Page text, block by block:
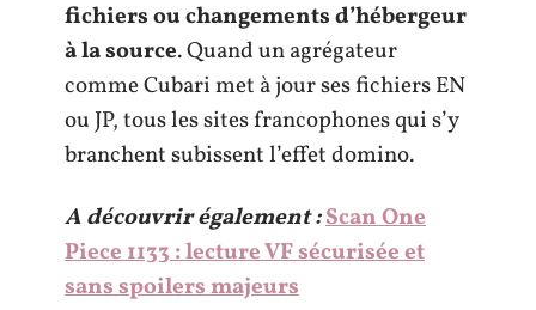
fichiers ou changements d’hébergeur
à la source. Quand un agrégateur
comme Cubari met à jour ses fichiers EN
ou JP, tous les sites francophones qui s’y
branchent subissent l’effet domino.
A découvrir également :Scan One
Piece 1133 : lecture VF sécurisée et
sans spoilers majeurs